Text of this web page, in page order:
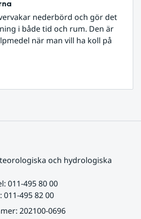
nederbörd och gör det
i både tid och rum. Den är
när man vill ha koll på
och hydrologiska
011-495 80 00
495 82 00
202100-0696